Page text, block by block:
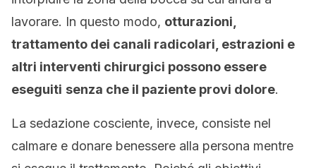
lavorare. In questo modo, otturazioni,
trattamento dei canali radicolari, estrazioni e
altri interventi chirurgici possono essere
eseguiti senza che il paziente provi dolore.
La sedazione cosciente, invece, consiste nel
calmare e donare benessere alla persona mentre